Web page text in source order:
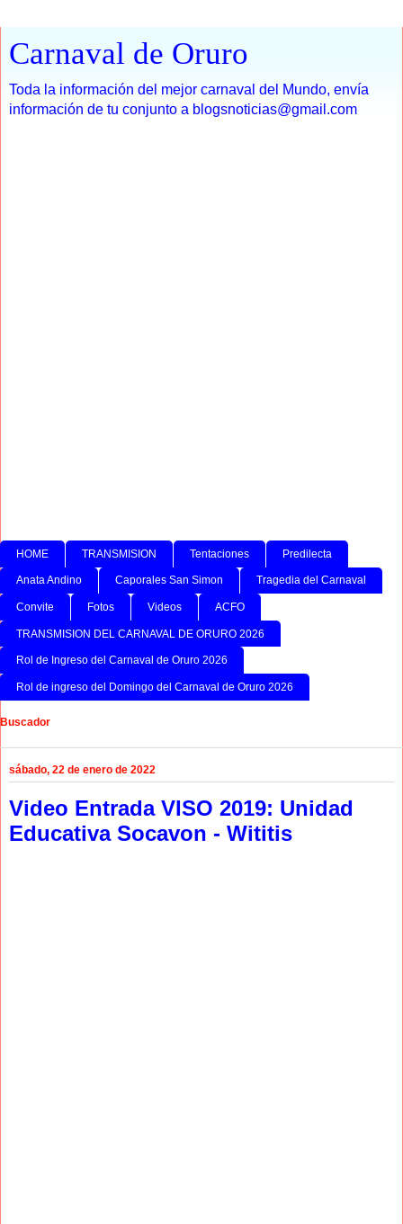
Carnaval de Oruro
Toda la información del mejor carnaval del Mundo, envía
información de tu conjunto a blogsnoticias@gmail.com
HOME TRANSMISION Tentaciones Predilecta
Anata Andino Caporales San Simon Tragedia del Carnaval
Convite Fotos Videos ACFO
TRANSMISION DEL CARNAVAL DE ORURO 2026
Rol de Ingreso del Carnaval de Oruro 2026
Rol de ingreso del Domingo del Carnaval de Oruro 2026
Buscador
sábado, 22 de enero de 2022
Video Entrada VISO 2019: Unidad
Educativa Socavon - Wititis